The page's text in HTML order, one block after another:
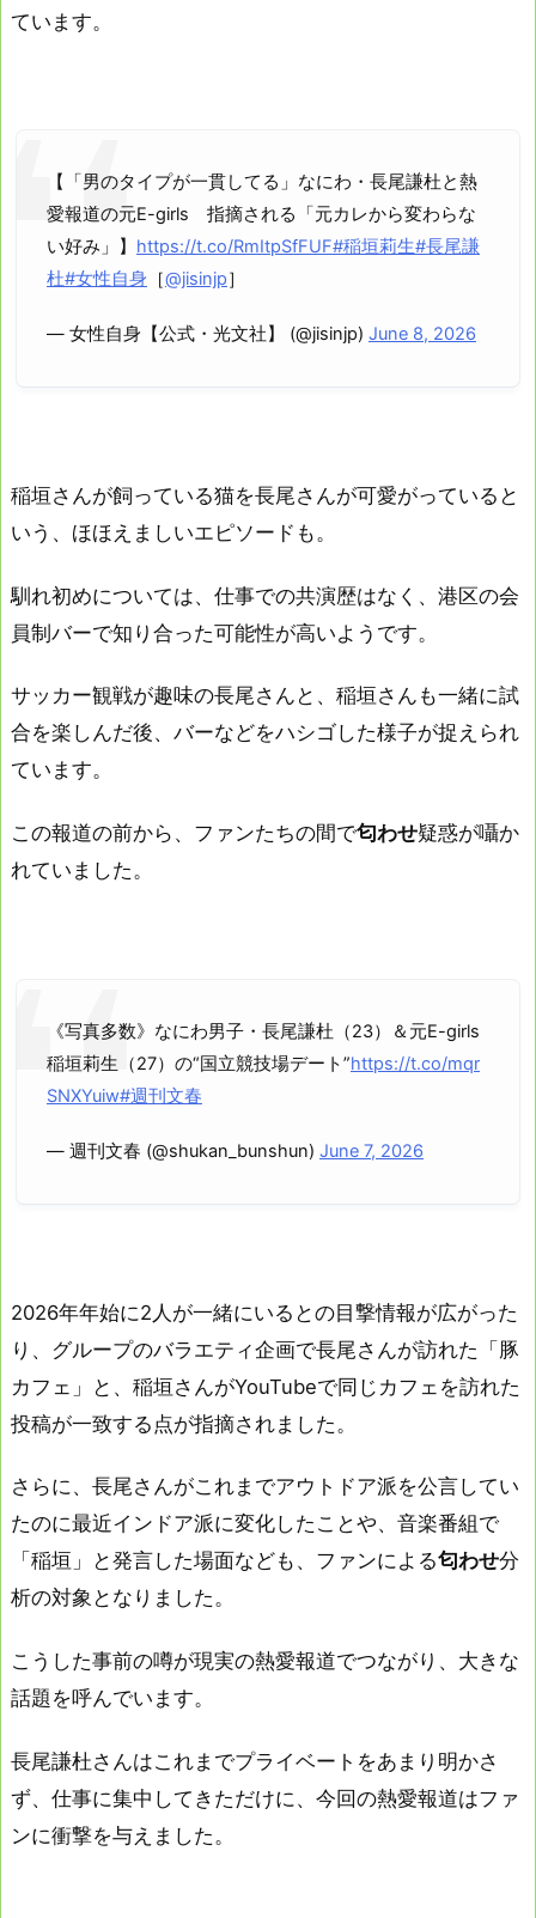
ています。
【「男のタイプが一貫してる」なにわ・長尾謙杜と熱
愛報道の元E-girls 指摘される「元カレから変わらな
い好み」】 https://t.co/RmItpSfFUF#稲垣莉生#長尾謙
杜#女性自身 ［@jisinjp］
— 女性自身【公式・光文社】 (@jisinjp) June 8, 2026
稲垣さんが飼っている猫を長尾さんが可愛がっていると
いう、ほほえましいエピソードも。
馴れ初めについては、仕事での共演歴はなく、港区の会
員制バーで知り合った可能性が高いようです。
サッカー観戦が趣味の長尾さんと、稲垣さんも一緒に試
合を楽しんだ後、バーなどをハシゴした様子が捉えられ
ています。
この報道の前から、ファンたちの間で匂わせ疑惑が囁か
れていました。
《写真多数》なにわ男子・長尾謙杜（23）＆元E-girls
稲垣莉生（27）の“国立競技場デート”https://t.co/mqr
SNXYuiw#週刊文春
— 週刊文春 (@shukan_bunshun) June 7, 2026
2026年年始に2人が一緒にいるとの目撃情報が広がった
り、グループのバラエティ企画で長尾さんが訪れた「豚
カフェ」と、稲垣さんがYouTubeで同じカフェを訪れた
投稿が一致する点が指摘されました。
さらに、長尾さんがこれまでアウトドア派を公言してい
たのに最近インドア派に変化したことや、音楽番組で
「稲垣」と発言した場面なども、ファンによる匂わせ分
析の対象となりました。
こうした事前の噂が現実の熱愛報道でつながり、大きな
話題を呼んでいます。
長尾謙杜さんはこれまでプライベートをあまり明かさ
ず、仕事に集中してきただけに、今回の熱愛報道はファ
ンに衝撃を与えました。